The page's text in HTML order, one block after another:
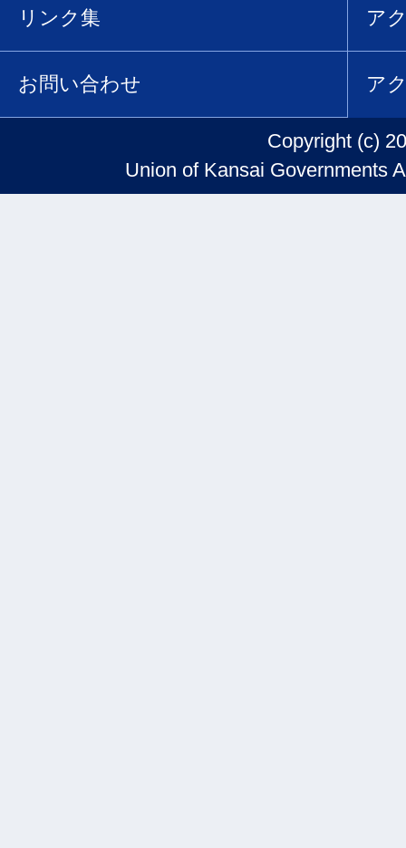
リンク集 ア
お問い合わせ ア
Copyright (c)
Union of Kansai Governments